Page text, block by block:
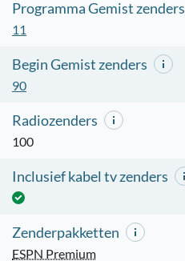
Programma Gemist zenders
11
Begin Gemist zenders
90
Radiozenders
100
Inclusief kabel tv zenders
Zenderpakketten
ESPN Premium